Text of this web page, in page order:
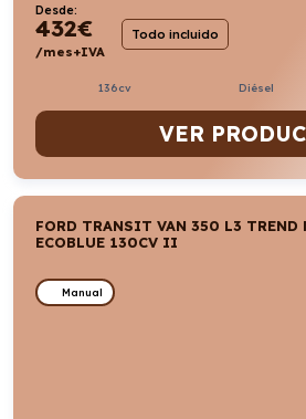
Desde:
432€
/mes+IVA
Todo incluido
136cv Diésel
VER
FORD TRANSIT VAN 350 L3 TREND
ECOBLUE 130CV II
Manual